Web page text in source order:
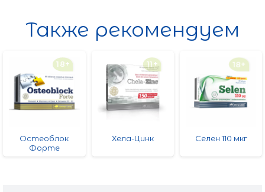
Также рекомендуем
18+
Остеоблок
Форте
11+
Хела-Цинк
18+
Селен 110 мкг